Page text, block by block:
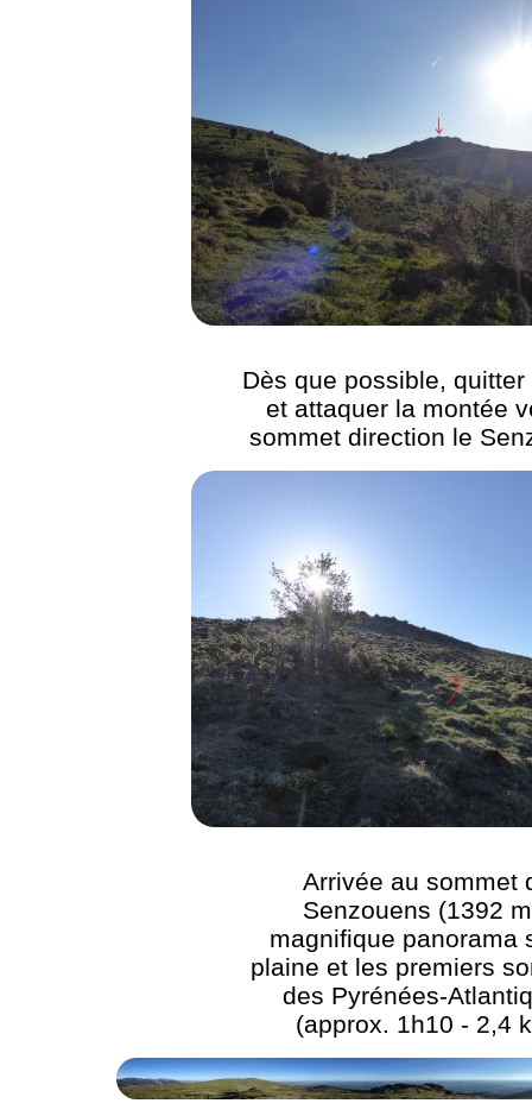
Dès que possible,
et attaquer la montée
sommet direction le
Arrivée au sommet
Senzouens (1392
magnifique panorama
plaine et les premiers
des Pyrénées-
(approx. 1h10 - 2,4